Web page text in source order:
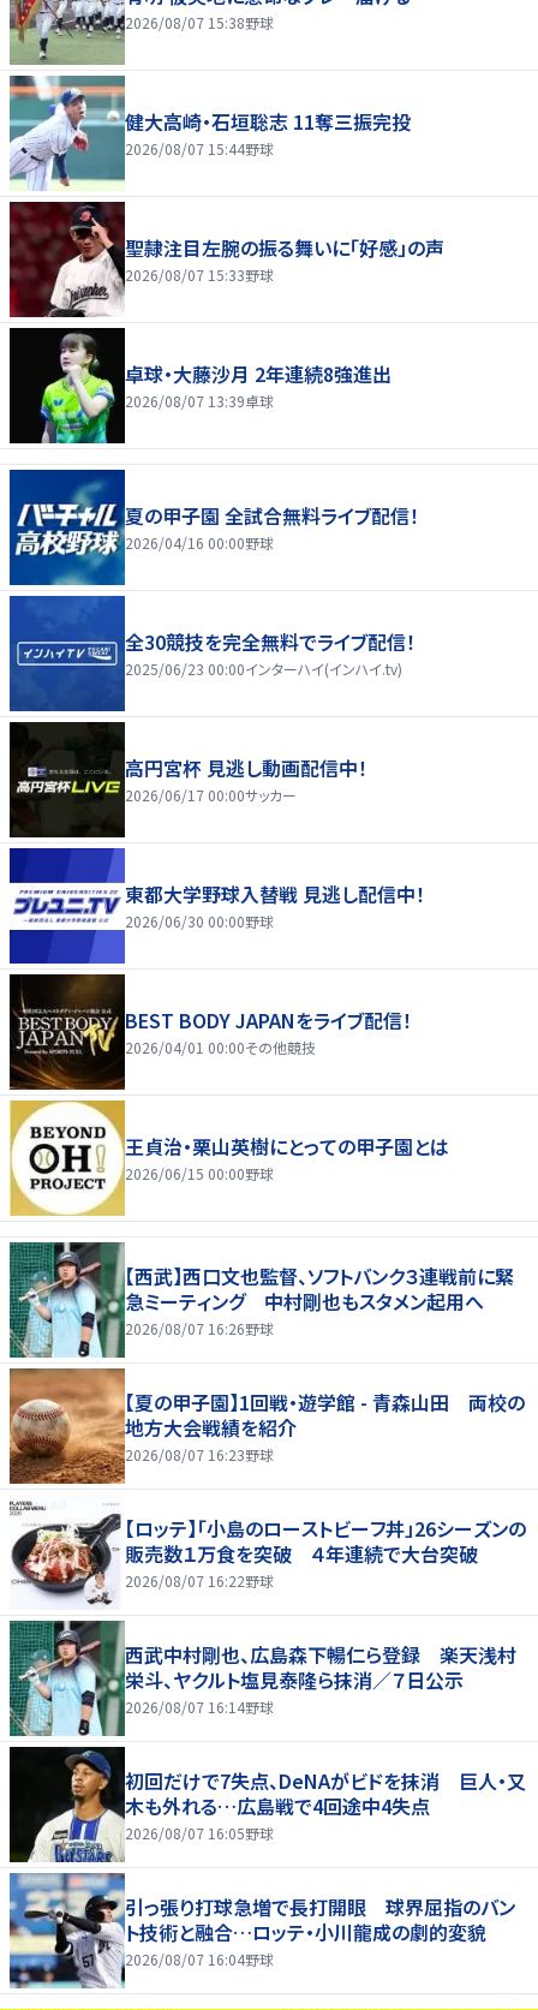
2026/08/07 15:38野球
健大高崎・石垣聡志 11奪三振完投
2026/08/07 15:44野球
聖隷注目左腕の振る舞いに「好感」の声
2026/08/07 15:33野球
卓球・大藤沙月 2年連続8強進出
2026/08/07 13:39卓球
夏の甲子園 全試合無料ライブ配信！
2026/04/16 00:00野球
全30競技を完全無料でライブ配信！
2025/06/23 00:00インターハイ(インハイ.tv)
高円宮杯 見逃し動画配信中！
2026/06/17 00:00サッカー
東都大学野球入替戦 見逃し配信中！
2026/06/30 00:00野球
BEST BODY JAPANをライブ配信！
2026/04/01 00:00その他競技
王貞治・栗山英樹にとっての甲子園とは
2026/06/15 00:00野球
【西武】西口文也監督、ソフトバンク３連戦前に緊
急ミーティング 中村剛也もスタメン起用へ
2026/08/07 16:26野球
【夏の甲子園】1回戦・遊学館 - 青森山田 両校の
地方大会戦績を紹介
2026/08/07 16:23野球
【ロッテ】「小島のローストビーフ丼」26シーズンの
販売数１万食を突破 ４年連続で大台突破
2026/08/07 16:22野球
西武中村剛也、広島森下暢仁ら登録 楽天浅村
栄斗、ヤクルト塩見泰隆ら抹消／７日公示
2026/08/07 16:14野球
初回だけで7失点、DeNAがビドを抹消 巨人・又
木も外れる…広島戦で4回途中4失点
2026/08/07 16:05野球
引っ張り打球急増で長打開眼 球界屈指のバン
ト技術と融合…ロッテ・小川龍成の劇的変貌
2026/08/07 16:04野球